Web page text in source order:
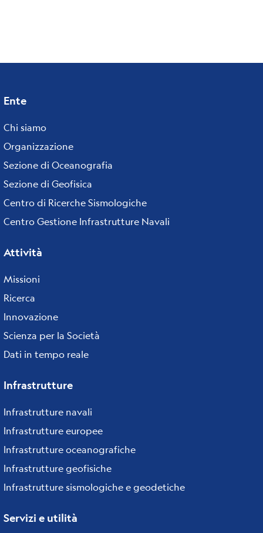
Footer
menu
Ente
Chi siamo
Organizzazione
Sezione di Oceanografia
Sezione di Geofisica
Centro di Ricerche Sismologiche
Centro Gestione Infrastrutture Navali
Attività
Missioni
Ricerca
Innovazione
Scienza per la Società
Dati in tempo reale
Infrastrutture
Infrastrutture navali
Infrastrutture europee
Infrastrutture oceanografiche
Infrastrutture geofisiche
Infrastrutture sismologiche e geodetiche
Servizi e utilità